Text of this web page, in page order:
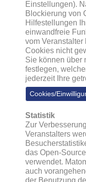
Einstellungen).
Blockierung von
Hilfestellungen
einwandfreie
vom
Cookies nicht
Sie können über
festlegen,
jederzeit Ihre
Cookies/
Statistik
Zur
Veranstalters
das Open-
verwendet.
auch